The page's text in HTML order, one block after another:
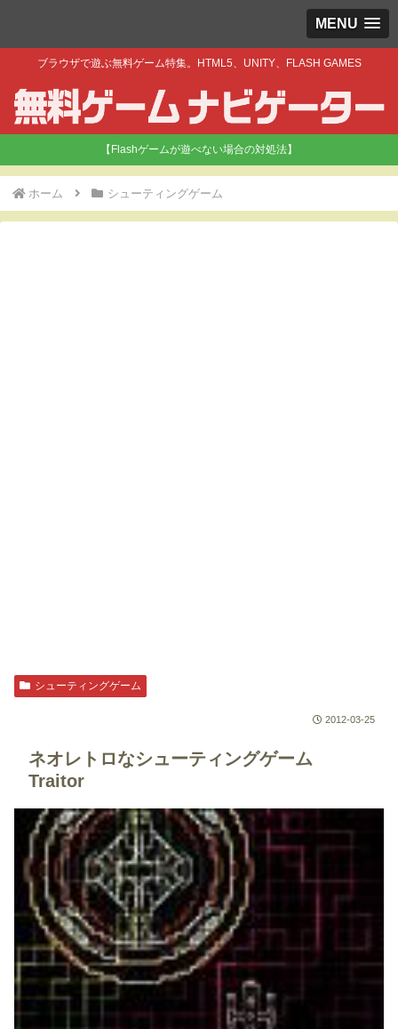
MENU
ブラウザで遊ぶ無料ゲーム特集。HTML5、UNITY、FLASH GAMES
【Flashゲームが遊べない場合の対処法】
ホーム シューティングゲーム
シューティングゲーム
2012-03-25
ネオレトロなシューティングゲーム
Traitor